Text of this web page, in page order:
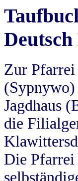
Zur
Jagdhaus
die
Die Pfarrei